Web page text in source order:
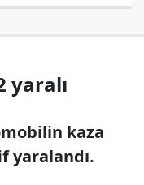
yaralı
kaza
yaralandı.